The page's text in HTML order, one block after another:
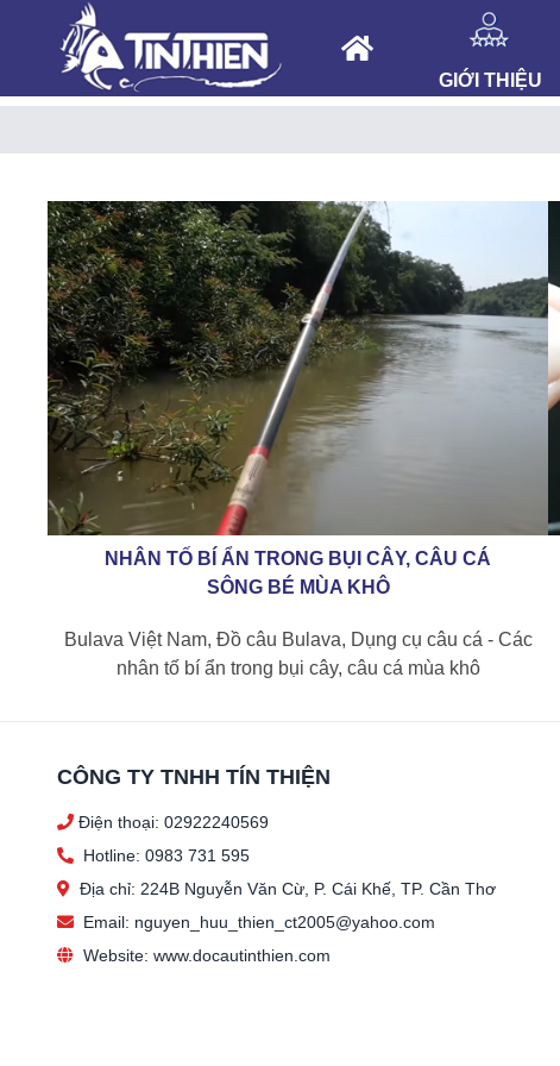
GIỚI THIỆU
NHÂN TỐ BÍ ẨN TRONG BỤI CÂY, CÂU CÁ
SÔNG BÉ MÙA KHÔ
Bulava Việt Nam, Đồ câu Bulava, Dụng cụ câu cá - Các
nhân tố bí ẩn trong bụi cây, câu cá mùa khô
CÔNG TY TNHH TÍN THIỆN
Điện thoại: 02922240569
Hotline: 0983 731 595
Địa chỉ: 224B Nguyễn Văn Cừ, P. Cái Khế, TP. Cần Thơ
Email: nguyen_huu_thien_ct2005@yahoo.com
Website: www.docautinthien.com